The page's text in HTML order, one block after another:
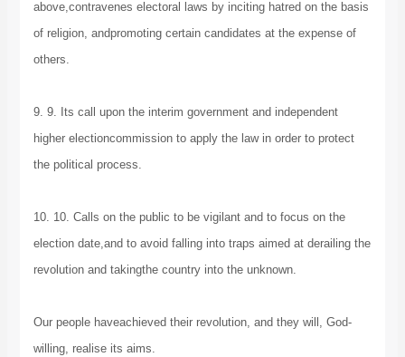
above,contravenes electoral laws by inciting hatred on the basis
of religion, andpromoting certain candidates at the expense of
others.
9. 9. Its call upon the interim government and independent
higher electioncommission to apply the law in order to protect
the political process.
10. 10. Calls on the public to be vigilant and to focus on the
election date,and to avoid falling into traps aimed at derailing the
revolution and takingthe country into the unknown.
Our people haveachieved their revolution, and they will, God-
willing, realise its aims.